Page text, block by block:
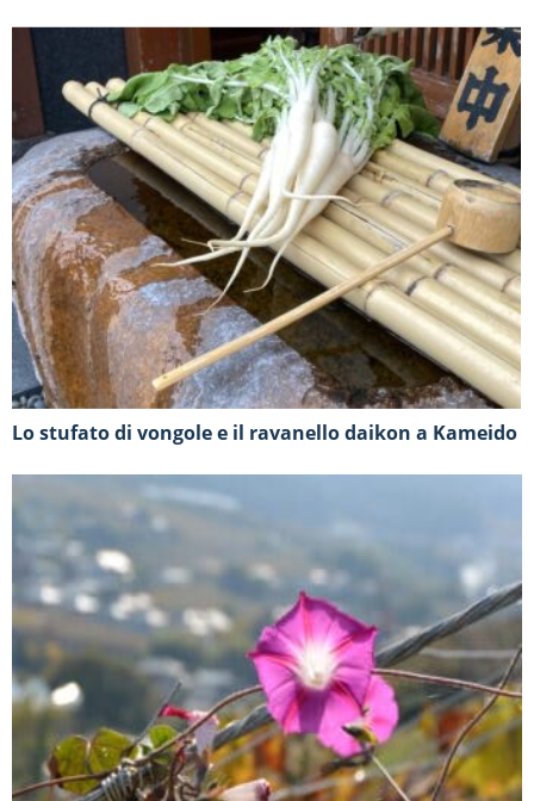
Lo stufato di vongole e il ravanello daikon a Kameido